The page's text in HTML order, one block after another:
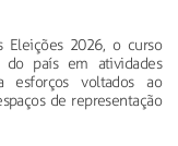
Eleições 2026, o curso
do país em atividades
esforços voltados ao
de representação